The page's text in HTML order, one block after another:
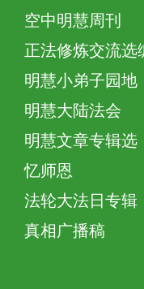
空中明慧周刊
正法修炼交流选
明慧小弟子园地
明慧大陆法会
明慧文章专辑选
忆师恩
法轮大法日专辑
真相广播稿